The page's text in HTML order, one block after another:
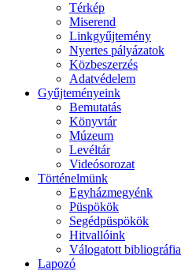
Térkép
Miserend
Linkgyűjtemény
Nyertes pályázatok
Közbeszerzés
Adatvédelem
Gyűjteményeink
Bemutatás
Könyvtár
Múzeum
Levéltár
Videósorozat
Történelmünk
Egyházmegyénk
Püspökök
Segédpüspökök
Hitvallóink
Válogatott bibliográfia
Lapozó